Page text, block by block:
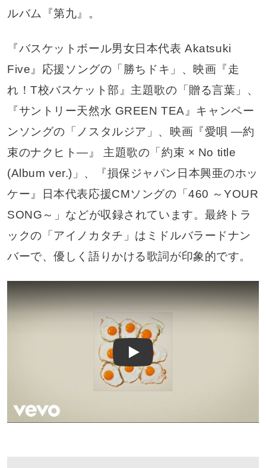
ルバム『第九』。
『バスケットボール男女日本代表 Akatsuki
Five』応援ソングの「勝ちドキ」、映画『走
れ！T校バスケット部』主題歌の「贈る言葉」、
『サントリー天然水 GREEN TEA』キャンペー
ンソングの「ノスタルジア」、映画『愛唄 ―約
束のナクヒト―』 主題歌の「約束 × No title
(Album ver.)」、『損保ジャパン日本興亜のホッ
ケー』日本代表応援CMソングの「460 ～YOUR
SONG～」などが収録されています。最終トラ
ックの「アイノカタチ」はミドルバラードナン
バーで、優しく語りかける歌詞が印象的です。